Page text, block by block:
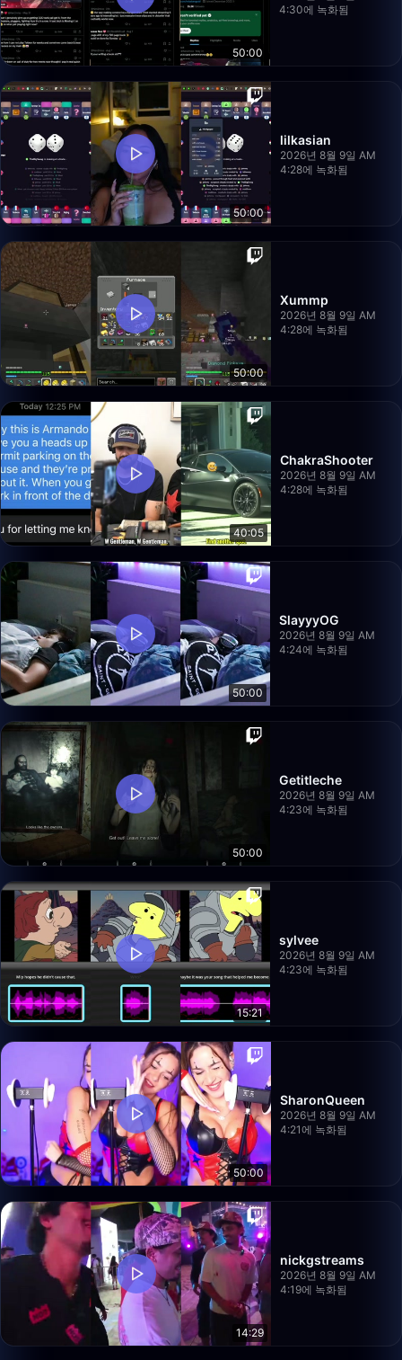
50:00
4:30에 녹화됨
50:00
lilkasian
2026년 8월 9일 AM
4:28에 녹화됨
50:00
Xummp
2026년 8월 9일 AM
4:28에 녹화됨
40:05
ChakraShooter
2026년 8월 9일 AM
4:28에 녹화됨
50:00
SlayyyOG
2026년 8월 9일 AM
4:24에 녹화됨
50:00
Getitleche
2026년 8월 9일 AM
4:23에 녹화됨
15:21
sylvee
2026년 8월 9일 AM
4:23에 녹화됨
50:00
SharonQueen
2026년 8월 9일 AM
4:21에 녹화됨
14:29
nickgstreams
2026년 8월 9일 AM
4:19에 녹화됨